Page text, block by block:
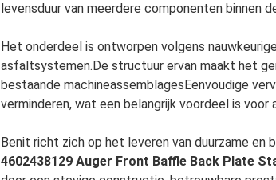
levensduur van meerdere componenten binnen
Het onderdeel is ontworpen volgens
asfaltsystemen.De structuur ervan maakt het
bestaande machineassemblagesEenvoudige
verminderen, wat een belangrijk voordeel is
Benit richt zich op het leveren van duurzame en
4602438129 Auger Front Baffle Back Plate